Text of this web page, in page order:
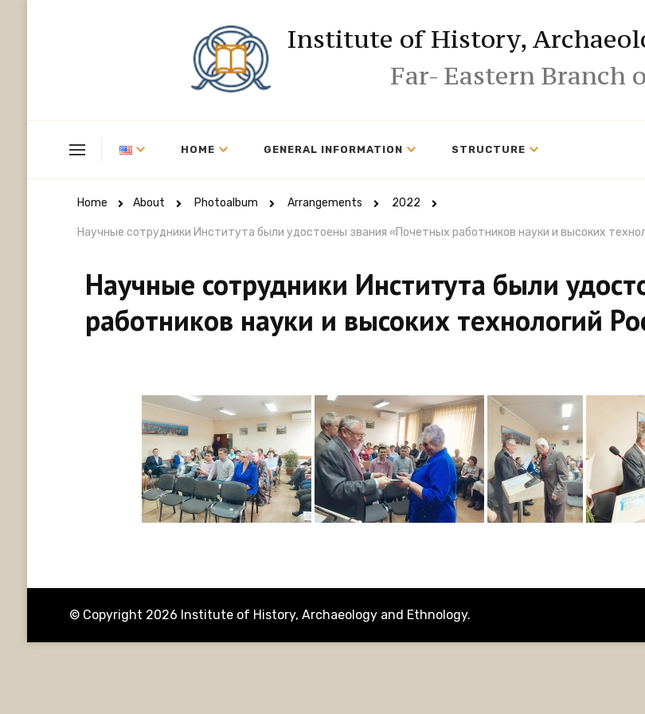
Institute of History,
Far- Eastern Branch
HOME GENERAL INFORMATION STRUCTURE
Home About Photoalbum Arrangements 2022
Научные сотрудники Института были удостоены звания «Почетных работников науки и высоких
Научные сотрудники Института были
работников науки и высоких технологий
© Copyright 2026 Institute of History, Archaeology and Ethnology.